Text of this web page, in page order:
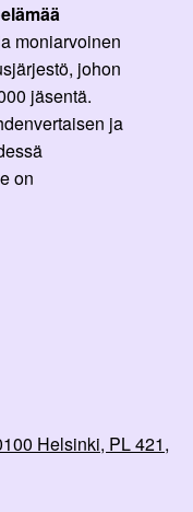
moniarvoinen
johon
jäsentä.
ja
on
Helsinki, PL 421,